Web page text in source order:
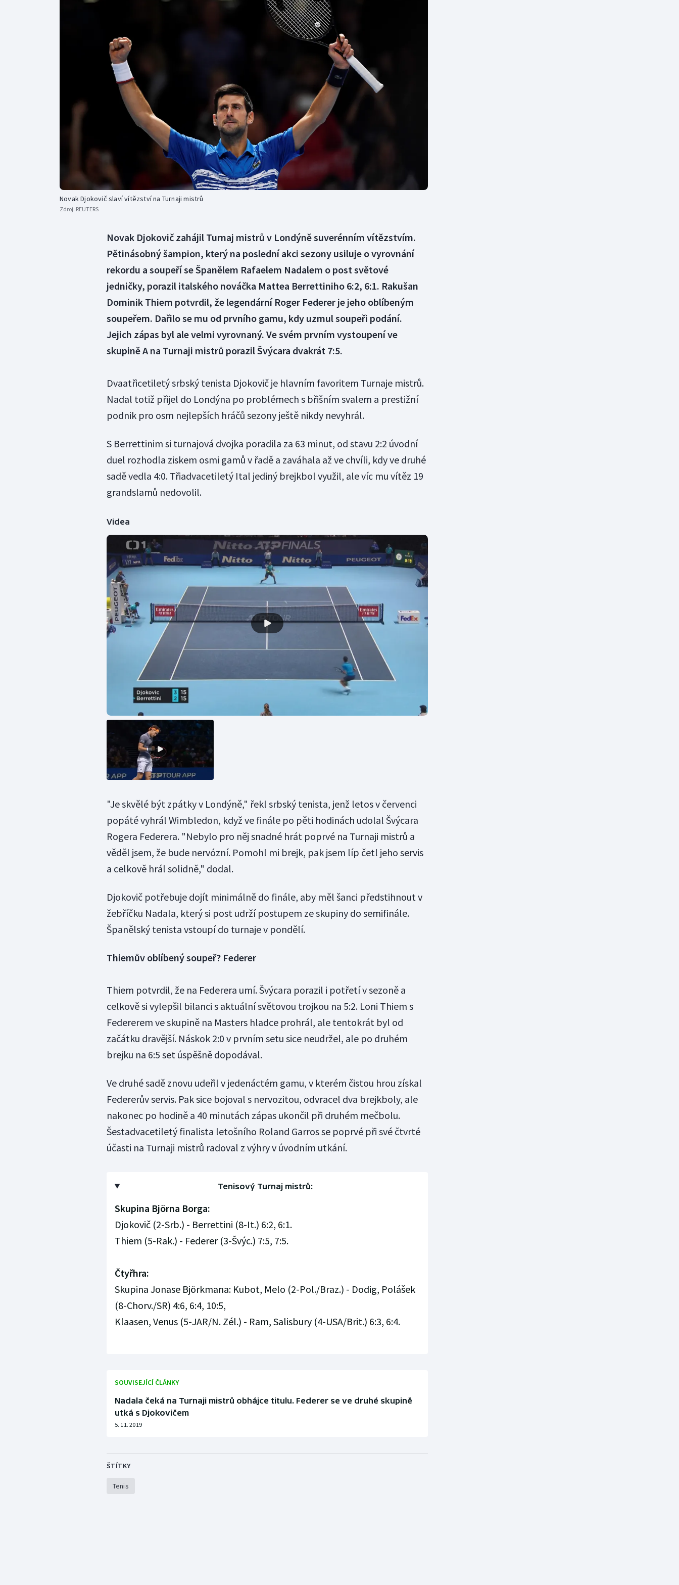
Curling
Gymnastika
Moderní pětiboj
Motorsport
Plážový volejbal
Volejbal
Novak Djokovič slaví vítězství na Turnaji mistrů
Zdroj: REUTERS
Novak Djokovič zahájil Turnaj mistrů v Londýně suverénním vítězstvím.
Pětinásobný šampion, který na poslední akci sezony usiluje o vyrovnání
rekordu a soupeří se Španělem Rafaelem Nadalem o post světové
jedničky, porazil italského nováčka Mattea Berrettiniho 6:2, 6:1. Rakušan
Dominik Thiem potvrdil, že legendární Roger Federer je jeho oblíbeným
soupeřem. Dařilo se mu od prvního gamu, kdy uzmul soupeři podání.
Jejich zápas byl ale velmi vyrovnaný. Ve svém prvním vystoupení ve
skupině A na Turnaji mistrů porazil Švýcara dvakrát 7:5.
Dvaatřicetiletý srbský tenista Djokovič je hlavním favoritem Turnaje mistrů.
Nadal totiž přijel do Londýna po problémech s břišním svalem a prestižní
podnik pro osm nejlepších hráčů sezony ještě nikdy nevyhrál.
S Berrettinim si turnajová dvojka poradila za 63 minut, od stavu 2:2 úvodní
duel rozhodla ziskem osmi gamů v řadě a zaváhala až ve chvíli, kdy ve druhé
sadě vedla 4:0. Třiadvacetiletý Ital jediný brejkbol využil, ale víc mu vítěz 19
grandslamů nedovolil.
Videa
"Je skvělé být zpátky v Londýně," řekl srbský tenista, jenž letos v červenci
popáté vyhrál Wimbledon, když ve finále po pěti hodinách udolal Švýcara
Rogera Federera. "Nebylo pro něj snadné hrát poprvé na Turnaji mistrů a
věděl jsem, že bude nervózní. Pomohl mi brejk, pak jsem líp četl jeho servis
a celkově hrál solidně," dodal.
Djokovič potřebuje dojít minimálně do finále, aby měl šanci předstihnout v
žebříčku Nadala, který si post udrží postupem ze skupiny do semifinále.
Španělský tenista vstoupí do turnaje v pondělí.
Thiemův oblíbený soupeř? Federer
Thiem potvrdil, že na Federera umí. Švýcara porazil i potřetí v sezoně a
celkově si vylepšil bilanci s aktuální světovou trojkou na 5:2. Loni Thiem s
Federerem ve skupině na Masters hladce prohrál, ale tentokrát byl od
začátku dravější. Náskok 2:0 v prvním setu sice neudržel, ale po druhém
brejku na 6:5 set úspěšně dopodával.
Ve druhé sadě znovu udeřil v jedenáctém gamu, v kterém čistou hrou získal
Federerův servis. Pak sice bojoval s nervozitou, odvracel dva brejkboly, ale
nakonec po hodině a 40 minutách zápas ukončil při druhém mečbolu.
Šestadvacetiletý finalista letošního Roland Garros se poprvé při své čtvrté
účasti na Turnaji mistrů radoval z výhry v úvodním utkání.
Tenisový Turnaj mistrů:
Skupina Björna Borga:
Djokovič (2-Srb.) - Berrettini (8-It.) 6:2, 6:1.
Thiem (5-Rak.) - Federer (3-Švýc.) 7:5, 7:5.
Čtyřhra:
Skupina Jonase Björkmana: Kubot, Melo (2-Pol./Braz.) - Dodig, Polášek
(8-Chorv./SR) 4:6, 6:4, 10:5,
Klaasen, Venus (5-JAR/N. Zél.) - Ram, Salisbury (4-USA/Brit.) 6:3, 6:4.
SOUVISEJÍCÍ ČLÁNKY
Nadala čeká na Turnaji mistrů obhájce titulu. Federer se ve druhé skupině
utká s Djokovičem
5. 11. 2019
ŠTÍTKY
Tenis